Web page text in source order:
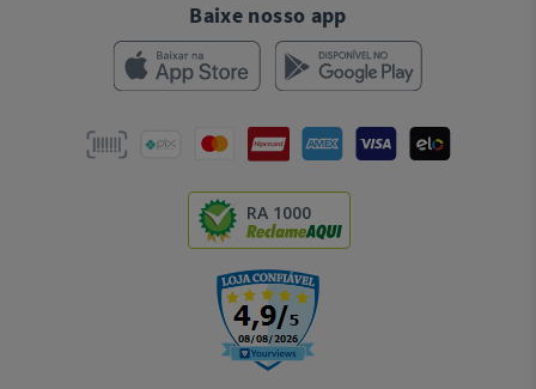
Baixe nosso app
RA 1000